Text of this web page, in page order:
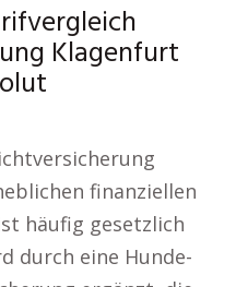
Klagenfurt
finanziellen
häufig gesetzlich
durch eine Hunde-